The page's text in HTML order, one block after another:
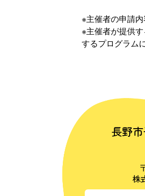
※主催者の申請
※主催者が提供
するプログラム
長野
株